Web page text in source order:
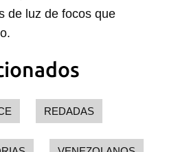
de luz de focos que
REDADAS